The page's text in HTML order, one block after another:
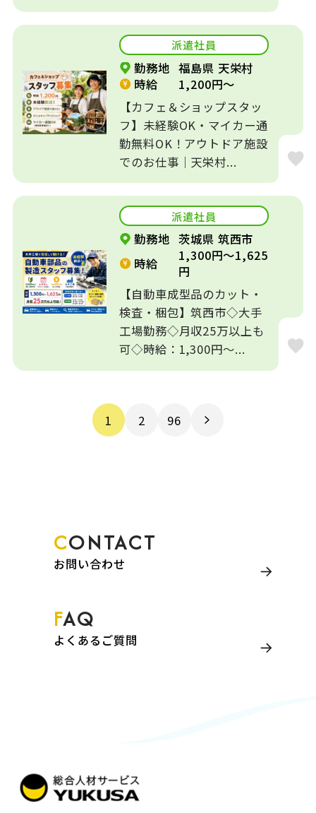
派遣社員
勤務地 福島県 天栄村
時給
1,200円～
【カフェ＆ショップスタッ
フ】未経験OK・マイカー通
勤無料OK！アウトドア施設
でのお仕事｜天栄村...
派遣社員
勤務地 茨城県 筑西市
時給
1,300円～1,625
円
【自動車成型品のカット・
検査・梱包】筑西市◇大手
工場勤務◇月収25万以上も
可◇時給：1,300円～...
1 2 96
CONTACT
お問い合わせ
FAQ
よくあるご質問